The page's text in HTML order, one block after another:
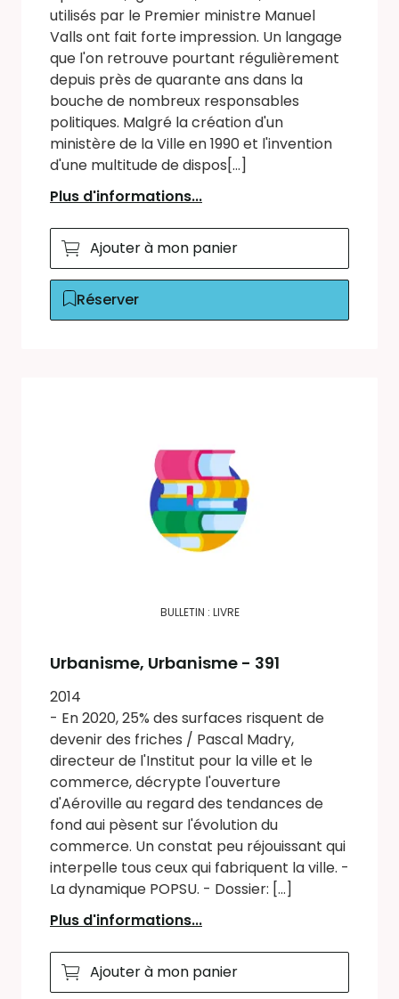
utilisés par le Premier ministre Manuel
Valls ont fait forte impression. Un langage
que l'on retrouve pourtant régulièrement
depuis près de quarante ans dans la
bouche de nombreux responsables
politiques. Malgré la création d'un
ministère de la Ville en 1990 et l'invention
d'une multitude de dispos[...]
Plus d'informations...
Ajouter à mon panier
Réserver
BULLETIN : LIVRE
Urbanisme, Urbanisme - 391
2014
- En 2020, 25% des surfaces risquent de
devenir des friches / Pascal Madry,
directeur de l'Institut pour la ville et le
commerce, décrypte l'ouverture
d'Aéroville au regard des tendances de
fond aui pèsent sur l'évolution du
commerce. Un constat peu réjouissant qui
interpelle tous ceux qui fabriquent la ville. -
La dynamique POPSU. - Dossier: [...]
Plus d'informations...
Ajouter à mon panier